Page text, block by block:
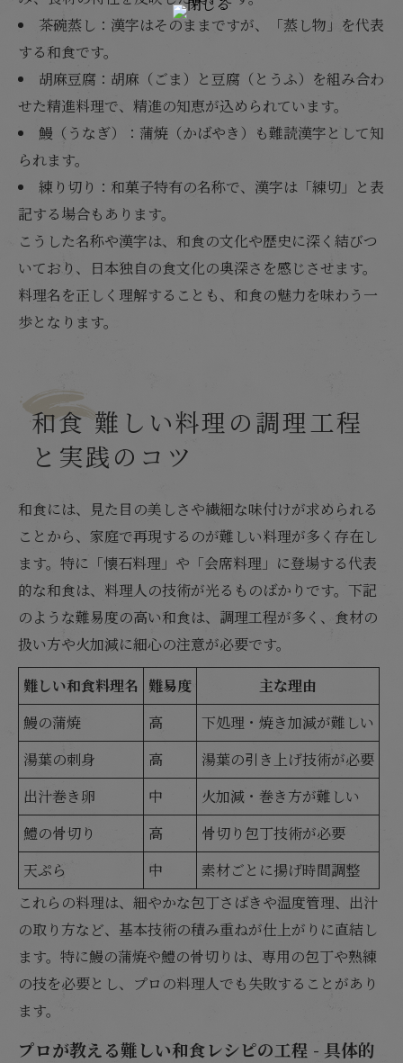
茶碗蒸し：漢字はそのままですが、「蒸し物」を代表
する和食です。
胡麻豆腐：胡麻（ごま）と豆腐（とうふ）を組み合わ
せた精進料理で、精進の知恵が込められています。
鰻（うなぎ）：蒲焼（かばやき）も難読漢字として知
られます。
練り切り：和菓子特有の名称で、漢字は「練切」と表
記する場合もあります。
こうした名称や漢字は、和食の文化や歴史に深く結びつ
いており、日本独自の食文化の奥深さを感じさせます。
料理名を正しく理解することも、和食の魅力を味わう一
歩となります。
和食 難しい料理の調理工程
と実践のコツ
和食には、見た目の美しさや繊細な味付けが求められる
ことから、家庭で再現するのが難しい料理が多く存在し
ます。特に「懐石料理」や「会席料理」に登場する代表
的な和食は、料理人の技術が光るものばかりです。下記
のような難易度の高い和食は、調理工程が多く、食材の
扱い方や火加減に細心の注意が必要です。
難しい和食料理名 難易度
主な理由
鰻の蒲焼
高
下処理・焼き加減が難しい
湯葉の刺身
高
湯葉の引き上げ技術が必要
出汁巻き卵
中
火加減・巻き方が難しい
鱧の骨切り
高
骨切り包丁技術が必要
天ぷら
中
素材ごとに揚げ時間調整
これらの料理は、細やかな包丁さばきや温度管理、出汁
の取り方など、基本技術の積み重ねが仕上がりに直結し
ます。特に鰻の蒲焼や鱧の骨切りは、専用の包丁や熟練
の技を必要とし、プロの料理人でも失敗することがあり
ます。
プロが教える難しい和食レシピの工程 - 具体的